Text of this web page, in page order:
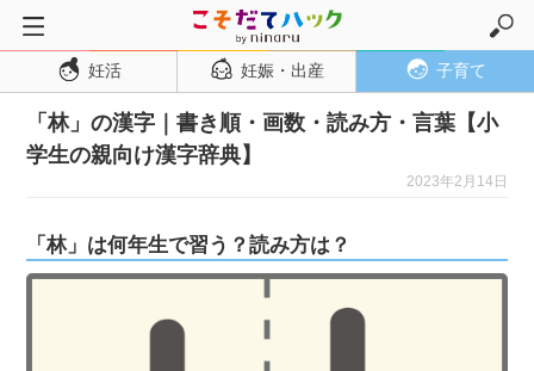
トップページ
妊活
妊娠・出産
妊娠初期
妊活 妊娠・出産 子育て
「林」の漢字｜書き順・画数・読み方・言葉【小
学生の親向け漢字辞典】
2023年2月14日
「林」は何年生で習う？読み方は？